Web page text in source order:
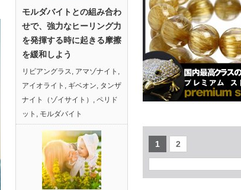
モルダバイトとの組み合わ
せで、強力なヒーリング力
を発揮する時に起きる摩擦
を緩和しよう
リビアングラス, アマゾナイト ,
アイオライト , ギベオン, タンザ
ナイト（ゾイサイト） , ペリド
ット , モルダバイト
1 2